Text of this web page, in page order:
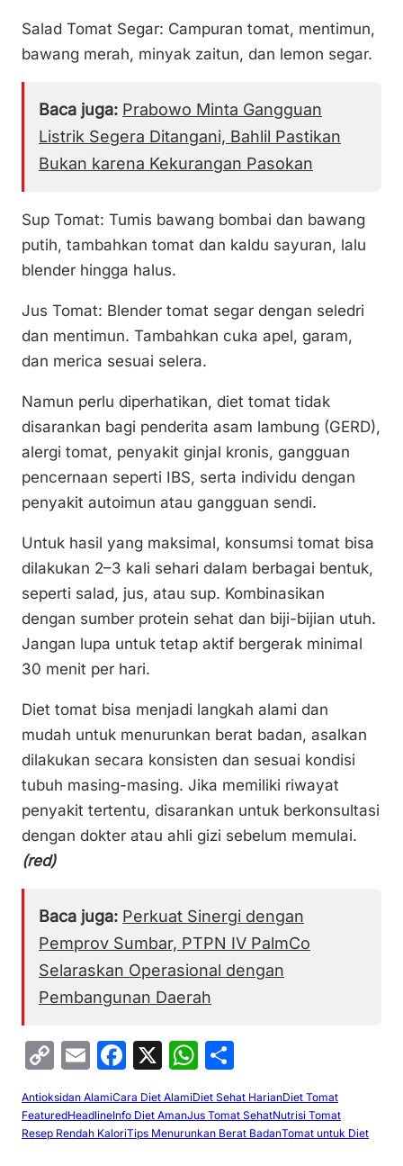
Salad Tomat Segar: Campuran tomat, mentimun,
bawang merah, minyak zaitun, dan lemon segar.
Baca juga: Prabowo Minta Gangguan
Listrik Segera Ditangani, Bahlil Pastikan
Bukan karena Kekurangan Pasokan
Sup Tomat: Tumis bawang bombai dan bawang
putih, tambahkan tomat dan kaldu sayuran, lalu
blender hingga halus.
Jus Tomat: Blender tomat segar dengan seledri
dan mentimun. Tambahkan cuka apel, garam,
dan merica sesuai selera.
Namun perlu diperhatikan, diet tomat tidak
disarankan bagi penderita asam lambung (GERD),
alergi tomat, penyakit ginjal kronis, gangguan
pencernaan seperti IBS, serta individu dengan
penyakit autoimun atau gangguan sendi.
Untuk hasil yang maksimal, konsumsi tomat bisa
dilakukan 2–3 kali sehari dalam berbagai bentuk,
seperti salad, jus, atau sup. Kombinasikan
dengan sumber protein sehat dan biji-bijian utuh.
Jangan lupa untuk tetap aktif bergerak minimal
30 menit per hari.
Diet tomat bisa menjadi langkah alami dan
mudah untuk menurunkan berat badan, asalkan
dilakukan secara konsisten dan sesuai kondisi
tubuh masing-masing. Jika memiliki riwayat
penyakit tertentu, disarankan untuk berkonsultasi
dengan dokter atau ahli gizi sebelum memulai.
(red)
Baca juga: Perkuat Sinergi dengan
Pemprov Sumbar, PTPN IV PalmCo
Selaraskan Operasional dengan
Pembangunan Daerah
C
o
p
y
E
m
ai
l
F
a
c
e
X
W
h
at
s
h
ar
e
Antioksidan AlamiCara Diet AlamiDiet Sehat HarianDiet Tomat
FeaturedHeadlineInfo Diet AmanJus Tomat SehatNutrisi Tomat
Resep Rendah KaloriTips Menurunkan Berat BadanTomat untuk Diet